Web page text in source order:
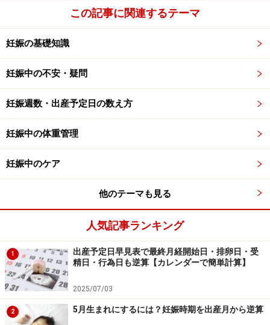
この記事に関連するテーマ
妊娠の基礎知識
妊娠中の不安・疑問
妊娠週数・出産予定日の数え方
妊娠中の体重管理
妊娠中のケア
他のテーマも見る
人気記事ランキング
1
出産予定日早見表で最終月経開始日・排卵日・受
精日・行為日も逆算【カレンダーで簡単計算】
2025/07/03
2 5月生まれにするには？妊娠時期を出産月から逆算